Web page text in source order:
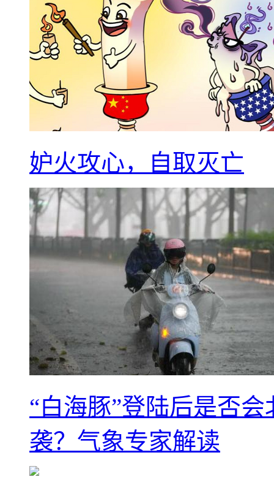
妒火攻心，自取灭亡
“白海豚”登陆后是否
袭？气象专家解读